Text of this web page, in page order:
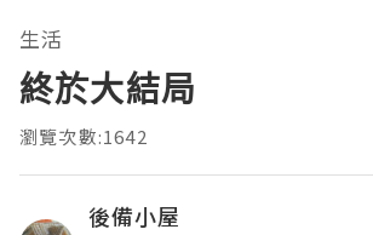
生活
終於大結局
瀏覽次數:1642
後備小屋